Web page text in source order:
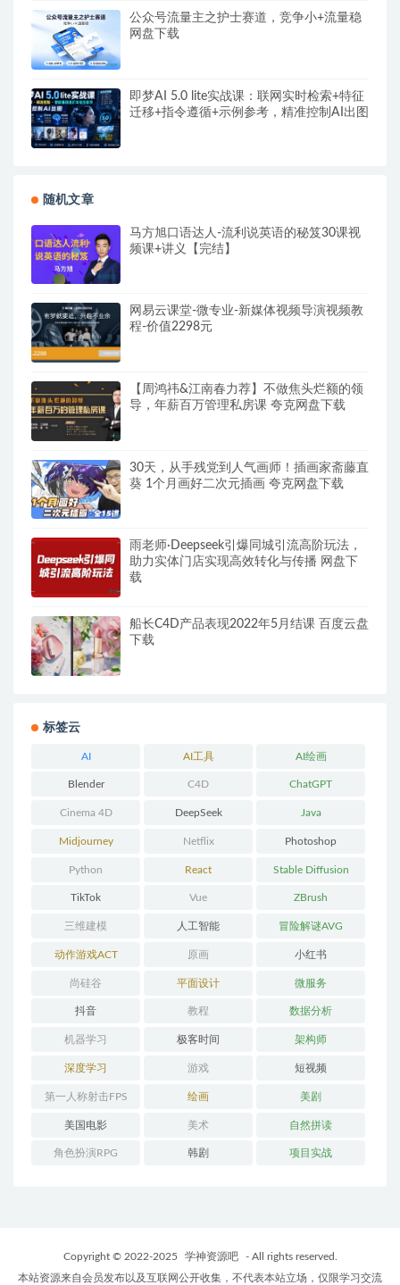
公众号流量主之护士赛道，竞争小+流量稳
网盘下载
即梦AI 5.0 lite实战课：联网实时检索+特征
迁移+指令遵循+示例参考，精准控制AI出图
随机文章
马方旭口语达人-流利说英语的秘笈30课视
频课+讲义【完结】
网易云课堂-微专业-新媒体视频导演视频教
程-价值2298元
【周鸿祎&江南春力荐】不做焦头烂额的领
导，年薪百万管理私房课 夸克网盘下载
30天，从手残党到人气画师！插画家斋藤直
葵 1个月画好二次元插画 夸克网盘下载
雨老师·Deepseek引爆同城引流高阶玩法，
助力实体门店实现高效转化与传播 网盘下
载
船长C4D产品表现2022年5月结课 百度云盘
下载
标签云
AI AI工具 AI绘画
Blender C4D ChatGPT
Cinema 4D DeepSeek Java
Midjourney Netflix Photoshop
Python React Stable Diffusion
TikTok Vue ZBrush
三维建模 人工智能 冒险解谜AVG
动作游戏ACT 原画 小红书
尚硅谷 平面设计 微服务
抖音 教程 数据分析
机器学习 极客时间 架构师
深度学习 游戏 短视频
第一人称射击FPS 绘画 美剧
美国电影 美术 自然拼读
角色扮演RPG 韩剧 项目实战
Copyright © 2022-2025 学神资源吧
- All rights reserved.
本站资源来自会员发布以及互联网公开收集，不代表本站立场，仅限学习交流